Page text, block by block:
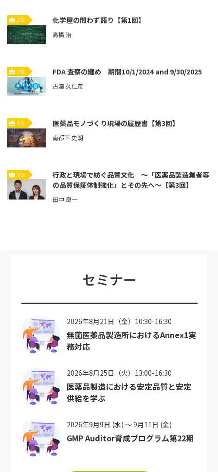
2位 化学屋の問わず語り【第1回】
高橋 治
3位 FDA 査察の纏め 期間10/1/2024 and 9/30/2025
古澤 久仁彦
4位 医薬品モノづくり現場の履歴書【第3回】
南都下 史朗
5位
行政と現場で紡ぐ品質文化 ～「医薬品製造業者等
の品質保証体制強化」とその先へ～【第3回】
田中 良一
セミナー
2026年8月21日（金）10:30-16:30
無菌医薬品製造所におけるAnnex1実
務対応
2026年8月25日（火）13:00-16:30
医薬品製造における安定品質と安定
供給を学ぶ
2026年9月9日 (水) ～ 9月11日 (金)
GMP Auditor育成プログラム第22期